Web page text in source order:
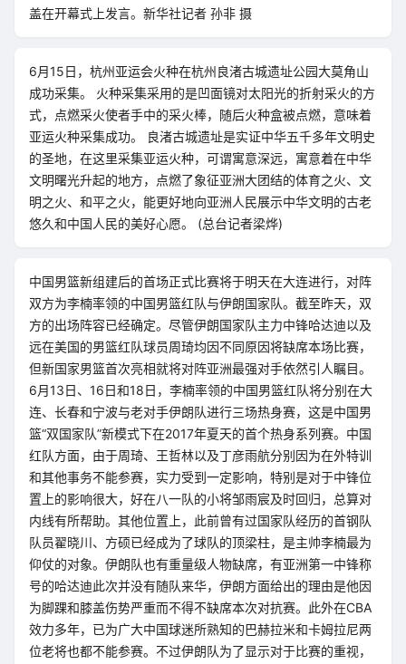
盖在开幕式上发言。新华社记者 孙非 摄
6月15日，杭州亚运会火种在杭州良渚古城遗址公园大莫角山
成功采集。 火种采集采用的是凹面镜对太阳光的折射采火的方
式，点燃采火使者手中的采火棒，随后火种盒被点燃，意味着
亚运火种采集成功。 良渚古城遗址是实证中华五千多年文明史
的圣地，在这里采集亚运火种，可谓寓意深远，寓意着在中华
文明曙光升起的地方，点燃了象征亚洲大团结的体育之火、文
明之火、和平之火，能更好地向亚洲人民展示中华文明的古老
悠久和中国人民的美好心愿。 (总台记者梁烨)
中国男篮新组建后的首场正式比赛将于明天在大连进行，对阵
双方为李楠率领的中国男篮红队与伊朗国家队。截至昨天，双
方的出场阵容已经确定。尽管伊朗国家队主力中锋哈达迪以及
远在美国的男篮红队球员周琦均因不同原因将缺席本场比赛，
但新国家男篮首次亮相就将对阵亚洲最强对手依然引人瞩目。
6月13日、16日和18日，李楠率领的中国男篮红队将分别在大
连、长春和宁波与老对手伊朗队进行三场热身赛，这是中国男
篮“双国家队”新模式下在2017年夏天的首个热身系列赛。中国
红队方面，由于周琦、王哲林以及丁彦雨航分别因为在外特训
和其他事务不能参赛，实力受到一定影响，特别是对于中锋位
置上的影响很大，好在八一队的小将邹雨宸及时回归，总算对
内线有所帮助。其他位置上，此前曾有过国家队经历的首钢队
队员翟晓川、方硕已经成为了球队的顶梁柱，是主帅李楠最为
仰仗的对象。伊朗队也有重量级人物缺席，有亚洲第一中锋称
号的哈达迪此次并没有随队来华，伊朗方面给出的理由是他因
为脚踝和膝盖伤势严重而不得不缺席本次对抗赛。此外在CBA
效力多年，已为广大中国球迷所熟知的巴赫拉米和卡姆拉尼两
位老将也都不能参赛。不过伊朗队为了显示对于比赛的重视，